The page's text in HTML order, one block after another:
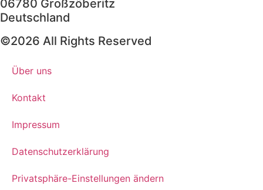
06780 Großzöberitz
Deutschland
©2026 All Rights Reserved
Über uns
Kontakt
Impressum
Datenschutzerklärung
Privatsphäre-Einstellungen ändern